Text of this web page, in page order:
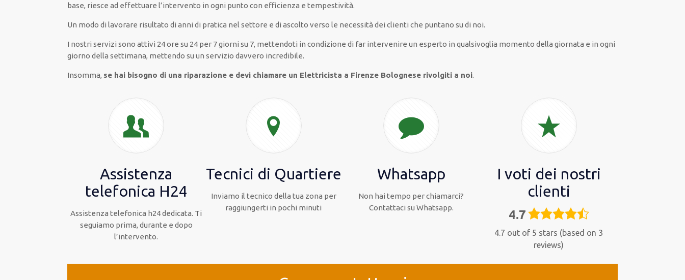
base, riesce ad effettuare l’intervento in ogni punto con efficienza e tempestività.
Un modo di lavorare risultato di anni di pratica nel settore e di ascolto verso le necessitàdei clienti che puntano su di noi.
I nostri servizi sono attivi 24 ore su 24 per 7 giorni su 7, mettendoti in condizione di far intervenire un esperto inqualsivoglia momento della giornata e inogni
giorno della settimana, mettendo su un serviziodavvero incredibile.
Insomma, se hai bisogno di una riparazione e devi chiamare un Elettricista a Firenze Bolognese rivolgiti a noi.
Assistenza
telefonica H24
Assistenza telefonica h24 dedicata. Ti
seguiamo prima, durante e dopo
l’intervento.
Tecnici di Quartiere
Inviamo il tecnico della tua zona per
raggiungerti in pochi minuti
Whatsapp
Non hai tempo per chiamarci?
Contattaci su Whatsapp.
I voti dei nostri
clienti
4.7 4,7
4.7 out of 5 stars (based on 3
reviews)